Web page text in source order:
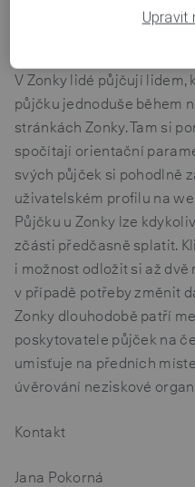
Benešová, vedoucí
V Zonky lidé půjčují lidem,
půjčku jednoduše během
stránkách Zonky. Tam si
spočítají orientační
svých půjček si pohodlně
uživatelském profilu na
Půjčku u Zonky lze
zčásti předčasně splatit.
i možnost odložit si až
v případě potřeby změnit
Zonky dlouhodobě patří
poskytovatele půjček na
umisťuje na předních
úvěrování neziskové
Kontakt
Jana Pokorná
Upravit